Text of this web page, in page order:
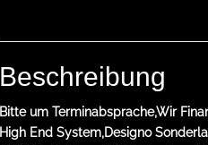
Beschreibung
Bitte um Terminabsprache,Wir
High End System,Designo